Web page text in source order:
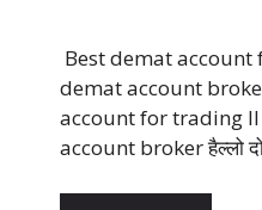
Best demat
demat account
account for trading
account broker हैल्लो